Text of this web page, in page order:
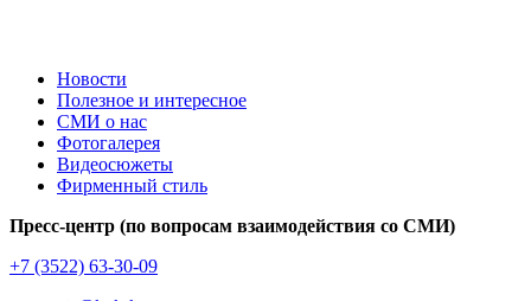
Новости
Полезное и интересное
СМИ о нас
Фотогалерея
Видеосюжеты
Фирменный стиль
Пресс-центр (по вопросам взаимодействия со СМИ)
+7 (3522) 63-30-09